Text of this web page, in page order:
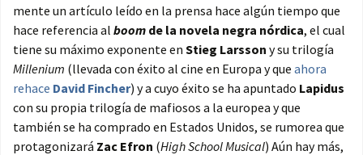
mente un artículo leído en la prensa hace algún tiempo que
hace referencia al boom de la novela negra nórdica, el cual
tiene su máximo exponente en Stieg Larsson y su trilogía
Millenium (llevada con éxito al cine en Europa y que ahora
rehace David Fincher) y a cuyo éxito se ha apuntado Lapidus
con su propia trilogía de mafiosos a la europea y que
también se ha comprado en Estados Unidos, se rumorea que
protagonizará Zac Efron (High School Musical) Aún hay más,